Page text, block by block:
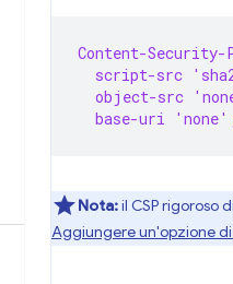
Content-
script-src
object-src
base-uri
Nota:il CSP rigoroso
Aggiungere un'opzione